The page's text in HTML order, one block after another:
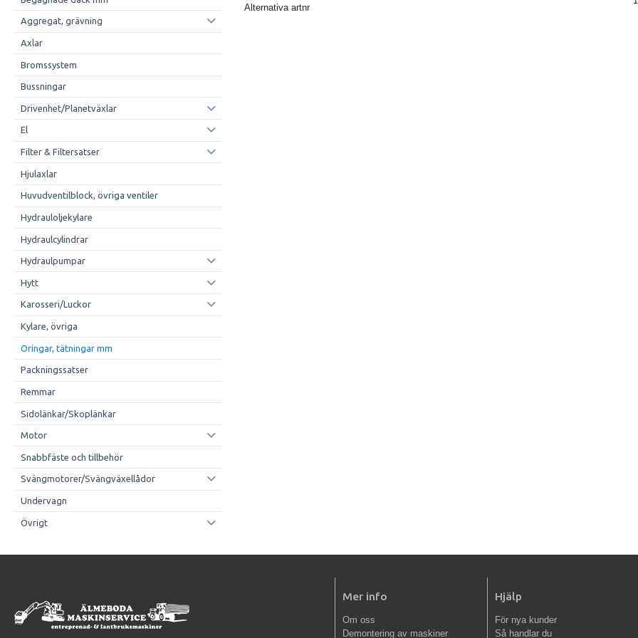
Aggregat, grävning
Axlar
Bromssystem
Bussningar
Drivenhet/Planetväxlar
El
Filter & Filtersatser
Hjulaxlar
Huvudventilblock, övriga ventiler
Hydrauloljekylare
Hydraulcylindrar
Hydraulpumpar
Hytt
Karosseri/Luckor
Kylare, övriga
Oringar, tätningar mm
Packningssatser
Remmar
Sidolänkar/Skoplänkar
Motor
Snabbfäste och tillbehör
Svängmotorer/Svängväxellådor
Undervagn
Övrigt
Alternativa artnr
Mer info
Om oss
Demontering av maskiner
Hjälp
För nya kunder
Så handlar du